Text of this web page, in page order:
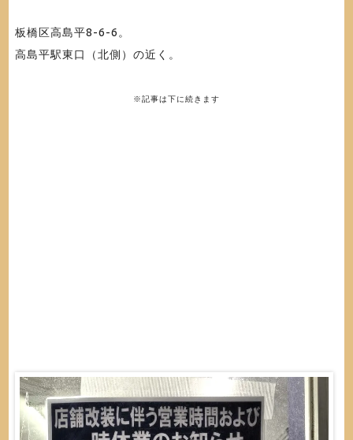
板橋区高島平8-6-6 。
高島平駅東口（北側）の近く。
※記事は下に続きます